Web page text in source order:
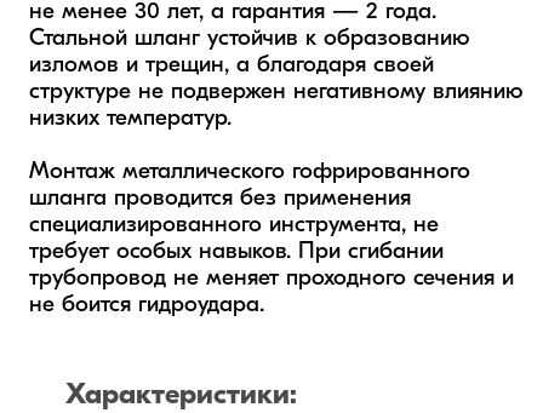
не менее 30 лет, а гарантия — 2 года.
Стальной шланг устойчив к образованию
изломов и трещин, а благодаря своей
структуре не подвержен негативному влиянию
низких температур.
Монтаж металлического гофрированного
шланга проводится без применения
специализированного инструмента, не
требует особых навыков. При сгибании
трубопровод не меняет проходного сечения и
не боится гидроудара.
Характеристики: